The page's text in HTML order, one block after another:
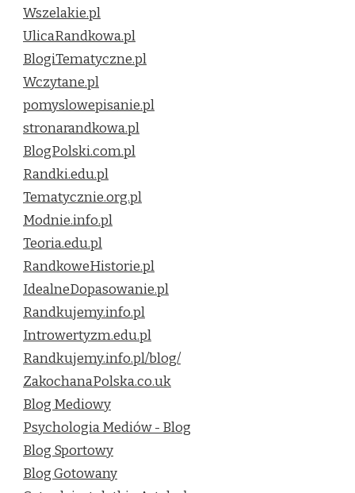
Wszelakie.pl
UlicaRandkowa.pl
BlogiTematyczne.pl
Wczytane.pl
pomyslowepisanie.pl
stronarandkowa.pl
BlogPolski.com.pl
Randki.edu.pl
Tematycznie.org.pl
Modnie.info.pl
Teoria.edu.pl
RandkoweHistorie.pl
IdealneDopasowanie.pl
Randkujemy.info.pl
Introwertyzm.edu.pl
Randkujemy.info.pl/blog/
ZakochanaPolska.co.uk
Blog Mediowy
Psychologia Mediów - Blog
Blog Sportowy
Blog Gotowany